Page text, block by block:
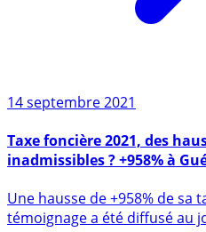
14 septembre 2021
inadmissibles ? +958% à